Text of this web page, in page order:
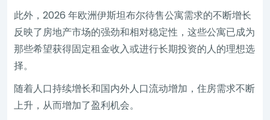
此外，2026 年欧洲伊斯坦布尔待售公寓需求的不断增长
反映了房地产市场的强劲和相对稳定性，这些公寓已成为
那些希望获得固定租金收入或进行长期投资的人的理想选
择。
随着人口持续增长和国内外人口流动增加，住房需求不断
上升，从而增加了盈利机会。